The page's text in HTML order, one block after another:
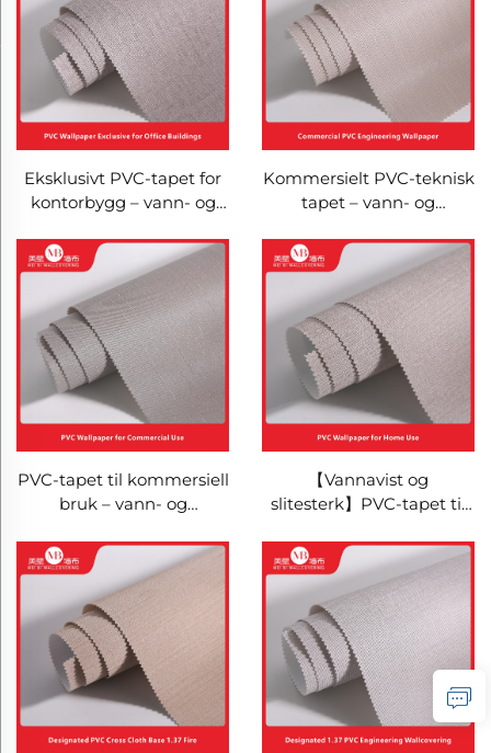
Eksklusivt PVC-tapet for
kontorbygg – vann- og
og slitesterkt,
kommersiell teknisk
veggbekledning for
montering på store
arealer
Kommersielt PVC-teknisk
tapet – vann- og
veggbekledning for
kontorbygg og
kjøpesentre, krasj- og
slitesterk veggdekorasjon
for montering på store
arealer
PVC-tapet til kommersiell
bruk – vann- og
veggbekledning for
hotell- og
gjestehusprosjekter,
slitesterk
veggdekormateriale for
montering på store
arealer
【Vannavist og
slitesterk】PVC-tapet til
soverom) – minimalistisk
enfarget sømløs
vegdekking, lettåkledd
hjemmedekorasjonstapet